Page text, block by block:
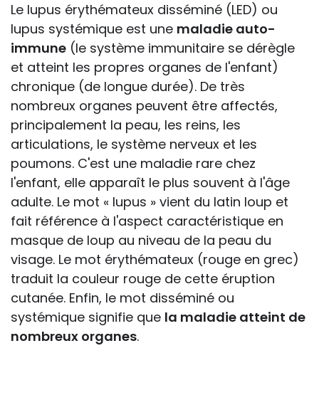
Le lupus érythémateux disséminé (LED) ou
lupus systémique est une maladie auto-
immune (le système immunitaire se dérègle
et atteint les propres organes de l'enfant)
chronique (de longue durée). De très
nombreux organes peuvent être affectés,
principalement la peau, les reins, les
articulations, le système nerveux et les
poumons. C'est une maladie rare chez
l'enfant, elle apparaît le plus souvent à l'âge
adulte. Le mot « lupus » vient du latin loup et
fait référence à l'aspect caractéristique en
masque de loup au niveau de la peau du
visage. Le mot érythémateux (rouge en grec)
traduit la couleur rouge de cette éruption
cutanée. Enfin, le mot disséminé ou
systémique signifie que la maladie atteint de
nombreux organes.